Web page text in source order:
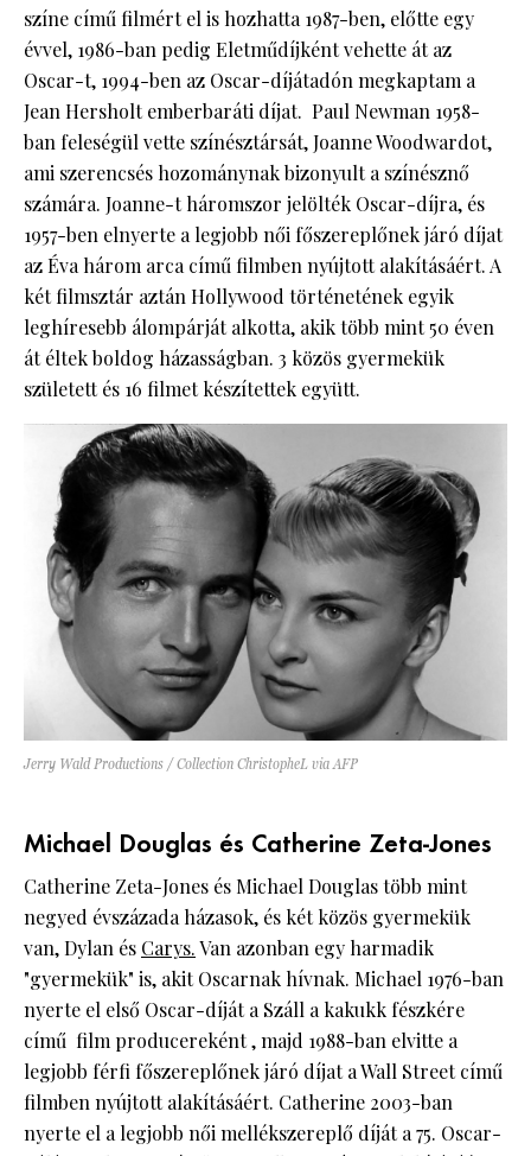
színe című filmért el is hozhatta 1987-ben, előtte egy
évvel, 1986-ban pedig Eletműdíjként vehette át az
Oscar-t, 1994-ben az Oscar-díjátadón megkaptam a
Jean Hersholt emberbaráti díjat. Paul Newman 1958-
ban feleségül vette színésztársát, Joanne Woodwardot,
ami szerencsés hozománynak bizonyult a színésznő
számára. Joanne-t háromszor jelölték Oscar-díjra, és
1957-ben elnyerte a legjobb női főszereplőnek járó díjat
az Éva három arca című filmben nyújtott alakításáért. A
két filmsztár aztán Hollywood történetének egyik
leghíresebb álompárját alkotta, akik több mint 50 éven
át éltek boldog házasságban. 3 közös gyermekük
született és 16 filmet készítettek együtt.
Jerry Wald Productions / Collection ChristopheL via AFP
Michael Douglas és Catherine Zeta-Jones
Catherine Zeta-Jones és Michael Douglas több mint
negyed évszázada házasok, és két közös gyermekük
van, Dylan és Carys.Van azonban egy harmadik
"gyermekük" is, akit Oscarnak hívnak. Michael 1976-ban
nyerte el első Oscar-díját a Száll a kakukk fészkére
című film producereként , majd 1988-ban elvitte a
legjobb férfi főszereplőnek járó díjat a Wall Street című
filmben nyújtott alakításáért. Catherine 2003-ban
nyerte el a legjobb női mellékszereplő díját a 75. Oscar-